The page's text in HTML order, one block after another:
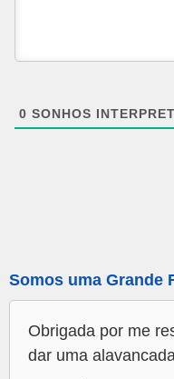
0 SONHOS
Somos uma Grande
Obrigada por me
dar uma